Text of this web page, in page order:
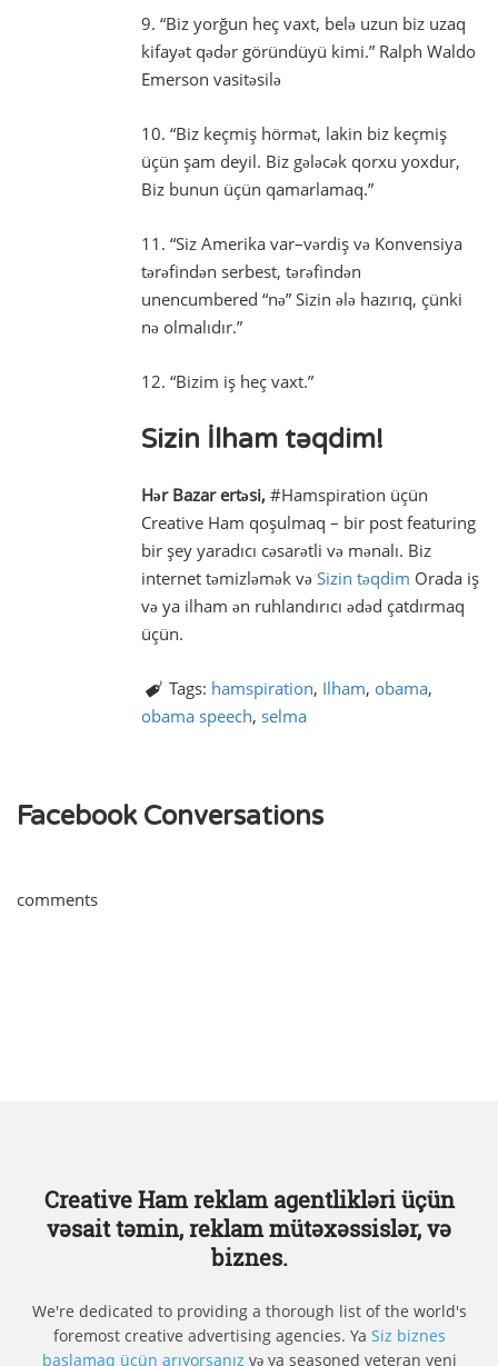
9. “Biz yorğun heç vaxt, belə uzun biz uzaq
kifayət qədər göründüyü kimi.” Ralph Waldo
Emerson vasitəsilə
10. “Biz keçmiş hörmət, lakin biz keçmiş
üçün şam deyil. Biz gələcək qorxu yoxdur,
Biz bunun üçün qamarlamaq.”
11. “Siz Amerika var–vərdiş və Konvensiya
tərəfindən serbest, tərəfindən
unencumbered “nə” Sizin ələ hazırıq, çünki
nə olmalıdır.”
12. “Bizim iş heç vaxt.”
Sizin İlham təqdim!
Hər Bazar ertəsi, #Hamspiration üçün
Creative Ham qoşulmaq – bir post featuring
bir şey yaradıcı cəsarətli və mənalı. Biz
internet təmizləmək və Sizin təqdim Orada iş
və ya ilham ən ruhlandırıcı ədəd çatdırmaq
üçün.
Tags: hamspiration, Ilham, obama,
obama speech, selma
Facebook Conversations
comments
Creative Ham reklam agentlikləri üçün
vəsait təmin, reklam mütəxəssislər, və
biznes.
We're dedicated to providing a thorough list of the world's
foremost creative advertising agencies. Ya Siz biznes
başlamaq üçün arıyorsanız və ya seasoned veteran yeni